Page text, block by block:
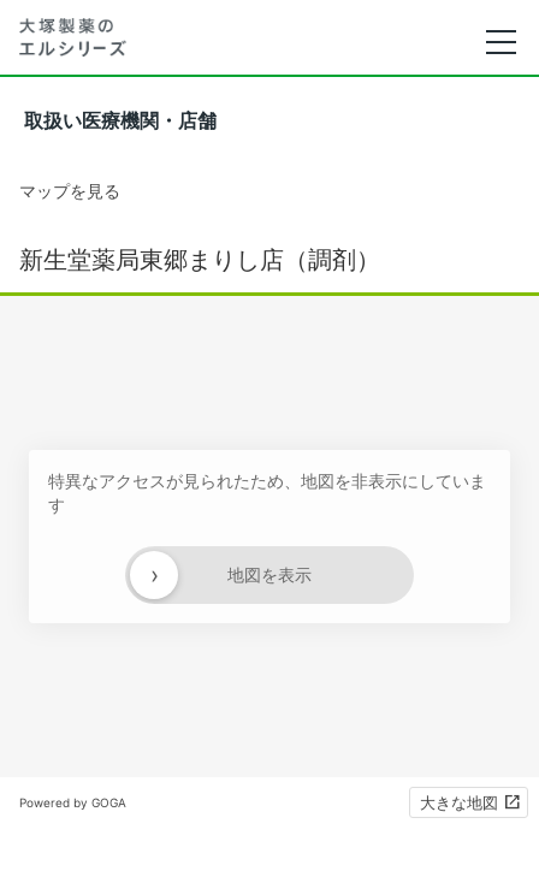
取扱い医療機関・店舗
マップを見る
新生堂薬局東郷まりし店（調剤）
特異なアクセスが見られたため、地図を非表示にしていま
す
地図を表示
›
Powered by GOGA 大きな地図